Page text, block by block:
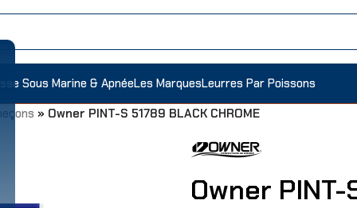
Sous Marine & ApnéeLes MarquesLeurres Par Poissons
» Owner PINT-S 51789 BLACK CHROME
Owner PINT-